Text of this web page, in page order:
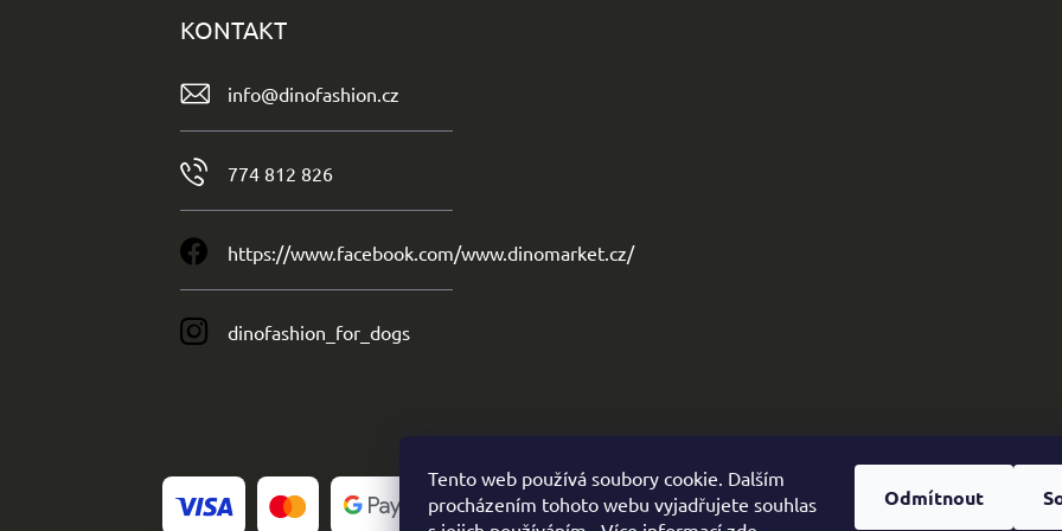
Tento web používá soubory cookie. Dalším
procházením tohoto webu vyjadřujete souhlas
Odmítnout
KONTAKT
info@dinofashion.cz
774 812 826
https://www.facebook.com/www.dinomarket.cz/
dinofashion_for_dogs